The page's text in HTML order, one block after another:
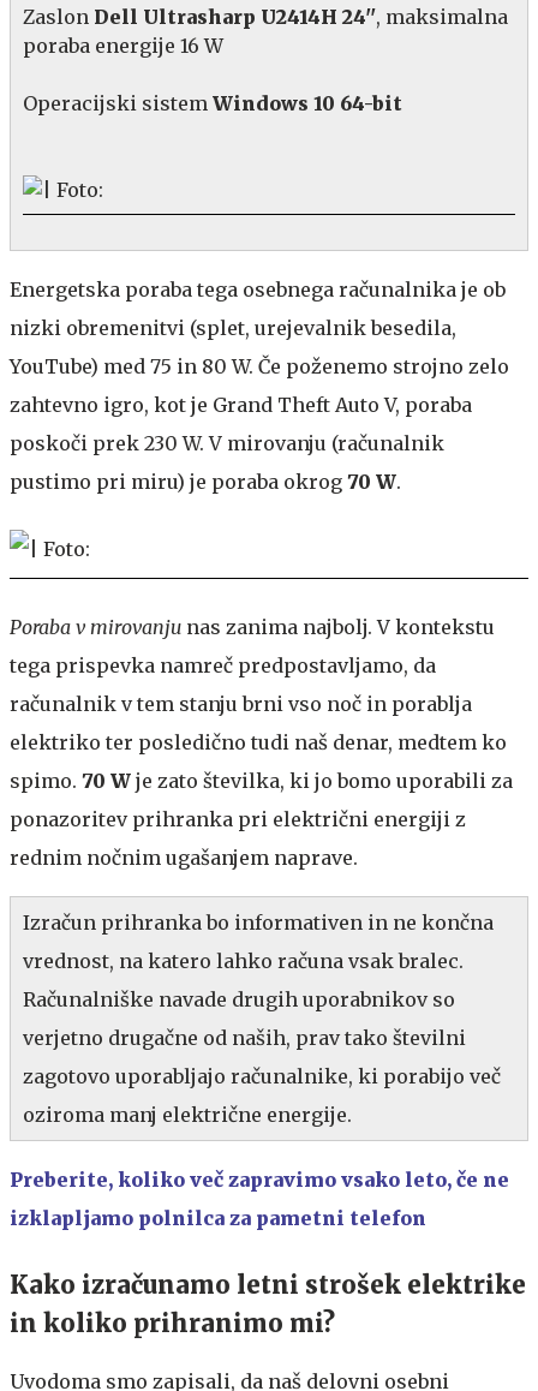
Zaslon Dell Ultrasharp U2414H 24'', maksimalna
poraba energije 16 W
Operacijski sistem Windows 10 64-bit
Energetska poraba tega osebnega računalnika je ob
nizki obremenitvi (splet, urejevalnik besedila,
YouTube) med 75 in 80 W. Če poženemo strojno zelo
zahtevno igro, kot je Grand Theft Auto V, poraba
poskoči prek 230 W. V mirovanju (računalnik
pustimo pri miru) je poraba okrog 70 W.
Poraba v mirovanju nas zanima najbolj. V kontekstu
tega prispevka namreč predpostavljamo, da
računalnik v tem stanju brni vso noč in porablja
elektriko ter posledično tudi naš denar, medtem ko
spimo. 70 W je zato številka, ki jo bomo uporabili za
ponazoritev prihranka pri električni energiji z
rednim nočnim ugašanjem naprave.
Izračun prihranka bo informativen in ne končna
vrednost, na katero lahko računa vsak bralec.
Računalniške navade drugih uporabnikov so
verjetno drugačne od naših, prav tako številni
zagotovo uporabljajo računalnike, ki porabijo več
oziroma manj električne energije.
Preberite, koliko več zapravimo vsako leto, če ne
izklapljamo polnilca za pametni telefon
Kako izračunamo letni strošek elektrike
in koliko prihranimo mi?
Uvodoma smo zapisali, da naš delovni osebni